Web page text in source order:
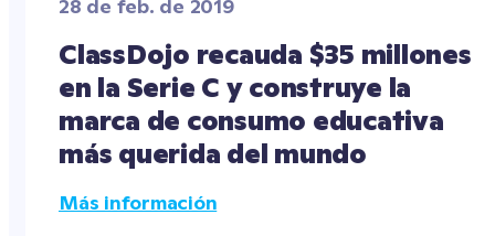
28 de feb. de 2019
ClassDojo recauda $35 millones
en la Serie C y construye la
marca de consumo educativa
más querida del mundo
Más información